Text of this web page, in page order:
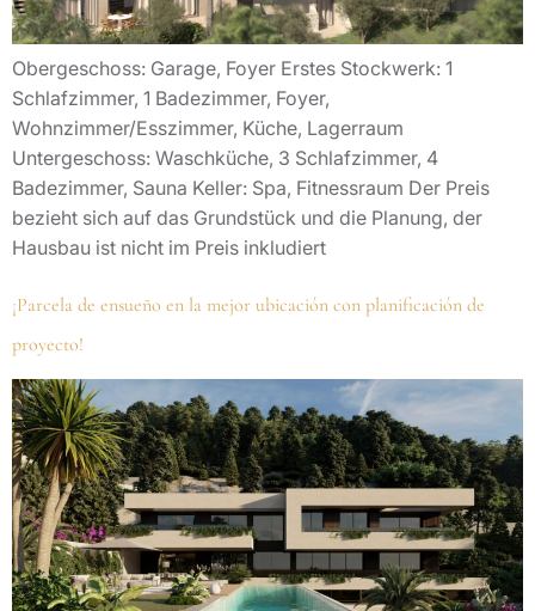
Obergeschoss: Garage, Foyer Erstes Stockwerk: 1
Schlafzimmer, 1 Badezimmer, Foyer,
Wohnzimmer/Esszimmer, Küche, Lagerraum
Untergeschoss: Waschküche, 3 Schlafzimmer, 4
Badezimmer, Sauna Keller: Spa, Fitnessraum Der Preis
bezieht sich auf das Grundstück und die Planung, der
Hausbau ist nicht im Preis inkludiert
¡Parcela de ensueño en la mejor ubicación con planificación de
proyecto!